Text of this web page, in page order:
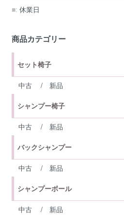
■: 休業日
商品カテゴリー
セット椅子
中古 / 新品
シャンプー椅子
中古 / 新品
バックシャンプー
中古 / 新品
シャンプーボール
中古 / 新品